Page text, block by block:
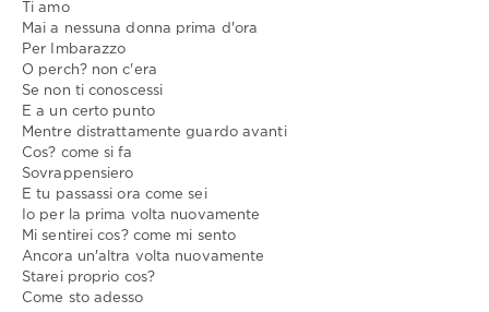
Ti amo
Mai a nessuna donna prima d'ora
Per Imbarazzo
O perch? non c'era
Se non ti conoscessi
E a un certo punto
Mentre distrattamente guardo avanti
Cos? come si fa
Sovrappensiero
E tu passassi ora come sei
Io per la prima volta nuovamente
Mi sentirei cos? come mi sento
Ancora un'altra volta nuovamente
Starei proprio cos?
Come sto adesso